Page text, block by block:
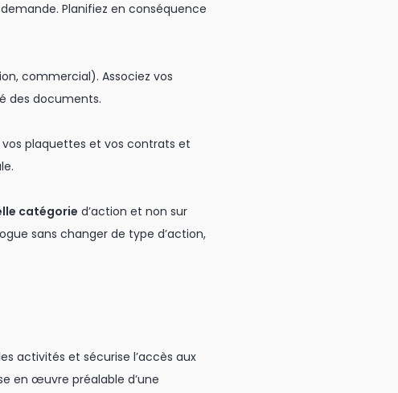
Planifiez en conséquence
commercial). Associez vos
des documents.
vos plaquettes et vos contrats et
catégorie d’action et non sur
sans changer de type d’action,
activités et sécurise l’accès aux
en œuvre préalable d’une